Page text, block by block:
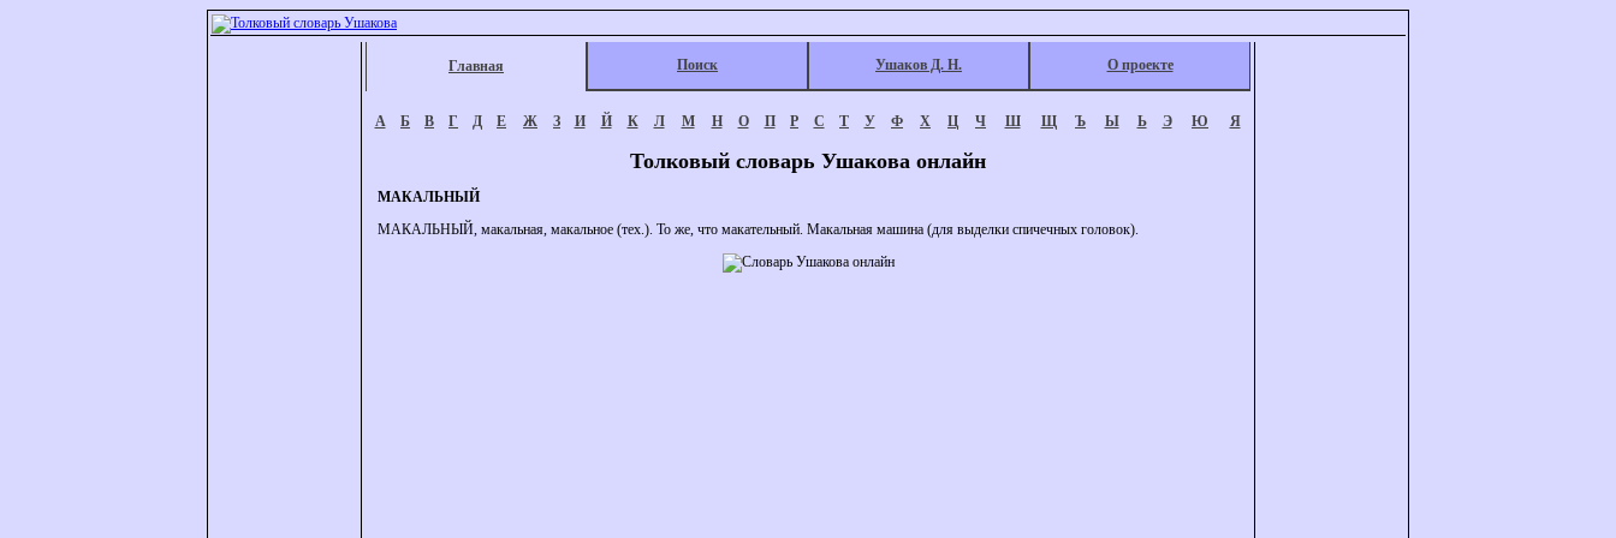
Главная Поиск Ушаков Д. Н. О проекте
А Б В Г Д Е Ж З И Й К Л М Н О П Р С Т У Ф Х Ц Ч Ш Щ Ъ Ы Ь Э Ю Я
Толковый словарь Ушакова онлайн
МАКАЛЬНЫЙ
МАКАЛЬНЫЙ, макальная, макальное (тех.). То же, что макательный. Макальная машина (для выделки спичечных головок).